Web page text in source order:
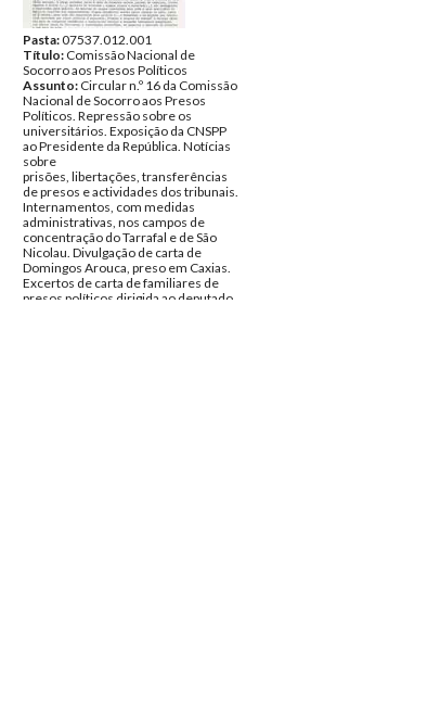
Pasta:07537.012.001
Título: Comissão Nacional de
Socorro aos Presos Políticos
Assunto: Circular n.º 16 da Comissão
Nacional de Socorro aos Presos
Políticos. Repressão sobre os
universitários. Exposição da CNSPP
ao Presidente da República. Notícias
sobre
prisões, libertações, transferências
de presos e actividades dos tribunais.
Internamentos, com medidas
administrativas, nos campos de
concentração do Tarrafal e de São
Nicolau. Divulgação de carta de
Domingos Arouca, preso em Caxias.
Excertos de carta de familiares de
presos políticos dirigida ao deputado